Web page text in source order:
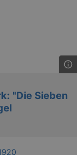
"Die Sieben